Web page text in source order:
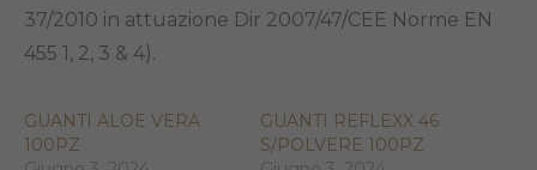
37/2010 in attuazione Dir 2007/47/CEE Norme EN
455 1, 2, 3 & 4).
GUANTI ALOE VERA
100PZ
GUANTI REFLEXX 46
S/POLVERE 100PZ